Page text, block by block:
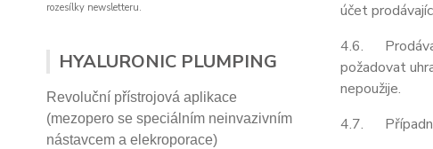
rozesílky newsletteru.
HYALURONIC PLUMPING
Revoluční přístrojová aplikace
(mezopero se speciálním neinvazivním
nástavcem a elekroporace)
účet
4.6.
požadovat
nepoužije.
4.7. Případné